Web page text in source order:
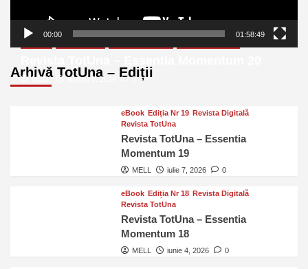
00:00 01:58:49
Arhivă TotUna – Ediții
MELL august 6, 2026 0
eBook Ediția Nr 19 Revista Digitală
Revista TotUna
Revista TotUna – Essentia
Momentum 19
MELL iulie 7, 2026 0
eBook Ediția Nr 18 Revista Digitală
Revista TotUna
Revista TotUna – Essentia
Momentum 18
MELL iunie 4, 2026 0